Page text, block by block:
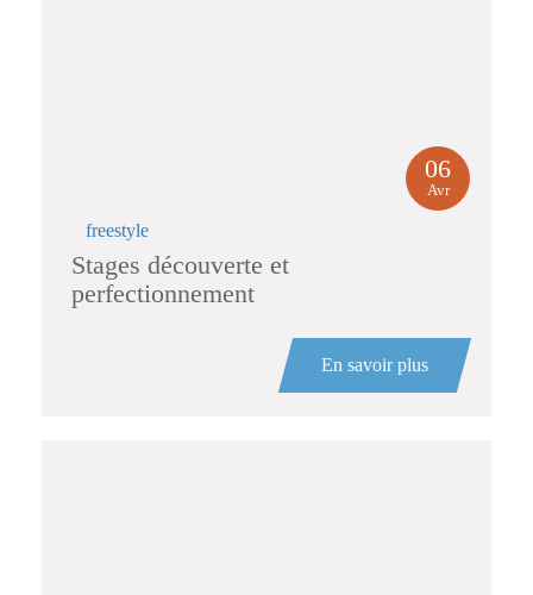
freestyle
Stages découverte et
perfectionnement
06
Avr
En savoir plus